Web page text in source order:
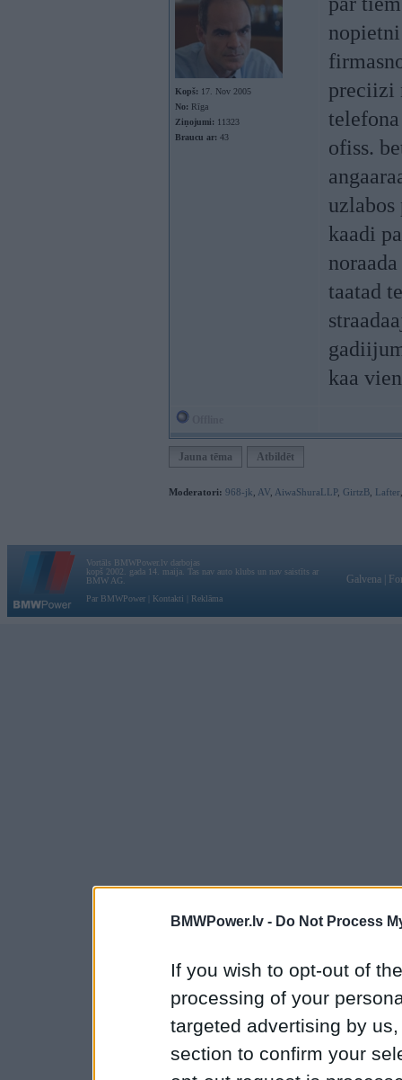
BMWPower.lv - Do Not Process
If you wish to opt-out of
processing of your
targeted advertising by
section to confirm your
Kopš: 17. Nov 2005
No: Rīga
Ziņojumi: 11323
Braucu ar: 43
preciizi
ofiss.
uzlabos
kaadi
taatad
kaa
Jauna tēma Atbildēt
Moderatori: 968-jk AV AiwaShuraLLP, GirtzB Lafter
Vortāls BMWPower.lv darbojas
kopš 2002. gada 14. maija. Tas nav auto klubs un nav saistīts ar
BMW AG.
Par BMWPower
Kontakti Reklāma
Galvena